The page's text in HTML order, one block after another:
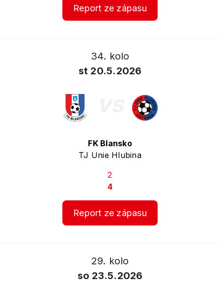
Report ze zápasu
34. kolo
st 20.5.2026
FK Blansko
TJ Unie Hlubina
2
4
Report ze zápasu
29. kolo
so 23.5.2026